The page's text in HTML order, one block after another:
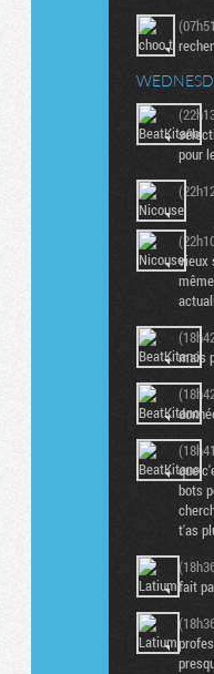
pour
vieux
mais
que
bots
t'as
fait